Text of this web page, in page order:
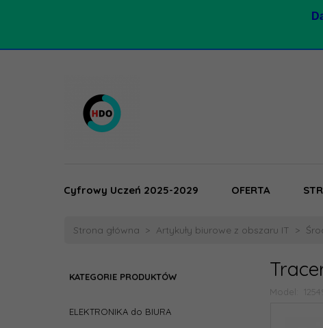
Cyfrowy Uczeń 2025-2029 OFERTA
Strona główna Artykuły biurowe z obszaru IT
KATEGORIE PRODUKTÓW
ELEKTRONIKA do BIURA
Model: